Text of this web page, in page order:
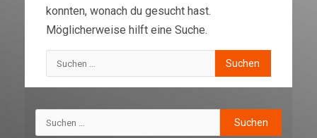
konnten, wonach du gesucht hast.
Möglicherweise hilft eine Suche.